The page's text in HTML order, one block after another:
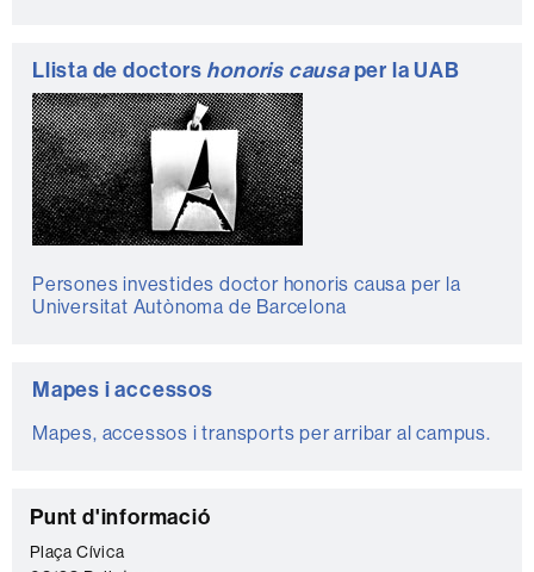
Llista de doctors honoris causaper la UAB
Persones investides doctor honoris causa per la
Universitat Autònoma de Barcelona
Mapes i accessos
Mapes, accessos i transports per arribar al campus.
C
o
Punt d'informació
Plaça Cívica